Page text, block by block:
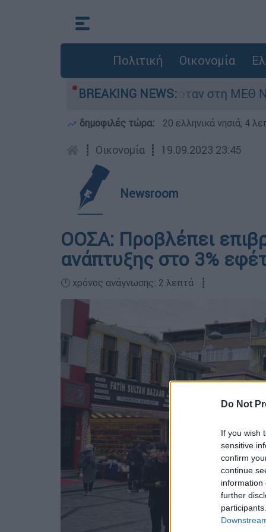
Do Not
If you wish
sensitive
confirm
continue
information
further
Πολιτική Οικονομία
BREAKING NEWS:
8 ημερών - Νοσηλευόταν στη ΜΕΘ Νεογνών
δημοφιλές τώρα: 20 ελληνικά νησιά, 4
┋ Οικονομία ┋ 19.09.2023 23:45
Newsroom
ΟΟΣΑ: Προβλέπει
ανάπτυξης στο 3%
🕛 χρόνος ανάγνωσης: 2 λεπτά ┋